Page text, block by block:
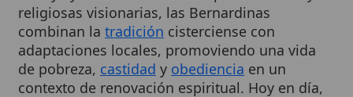
de pobreza,castidadyobedienciaen un
contexto de renovación espiritual. Hoy en día,
aunque algunas ramas han enfrentado
desafíos históricos como cierres
gubernamentales, persisten en su misión de